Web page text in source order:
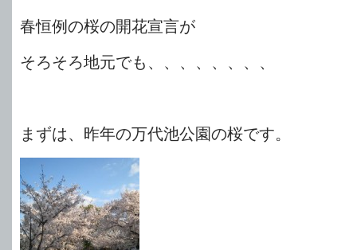
春恒例の桜の開花宣言が
そろそろ地元でも、、、、、、、、
まずは、昨年の万代池公園の桜です。